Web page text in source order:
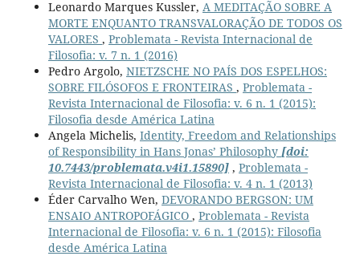
Leonardo Marques Kussler, A MEDITAÇÃO SOBRE A
MORTE ENQUANTO TRANSVALORAÇÃO DE TODOS OS
VALORES , Problemata - Revista Internacional de
Filosofia: v. 7 n. 1 (2016)
Pedro Argolo, NIETZSCHE NO PAÍS DOS ESPELHOS:
SOBRE FILÓSOFOS E FRONTEIRAS , Problemata -
Revista Internacional de Filosofia: v. 6 n. 1 (2015):
Filosofia desde América Latina
Angela Michelis, Identity, Freedom and Relationships
of Responsibility in Hans Jonas’ Philosophy [doi:
10.7443/problemata.v4i1.15890], Problemata -
Revista Internacional de Filosofia: v. 4 n. 1 (2013)
Éder Carvalho Wen, DEVORANDO BERGSON: UM
ENSAIO ANTROPOFÁGICO , Problemata - Revista
Internacional de Filosofia: v. 6 n. 1 (2015): Filosofia
desde América Latina